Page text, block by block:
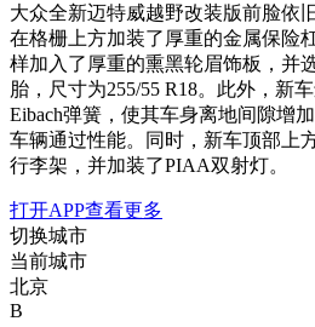
大众全新迈特威越野改装版前脸依
在格栅上方加装了厚重的金属保险
样加入了厚重的熏黑轮眉饰板，并
胎，尺寸为255/55 R18。此外，新
Eibach弹簧，使其车身离地间隙增
车辆通过性能。同时，新车顶部上
行李架，并加装了PIAA双射灯。
打开APP查看更多
切换城市
当前城市
北京
B